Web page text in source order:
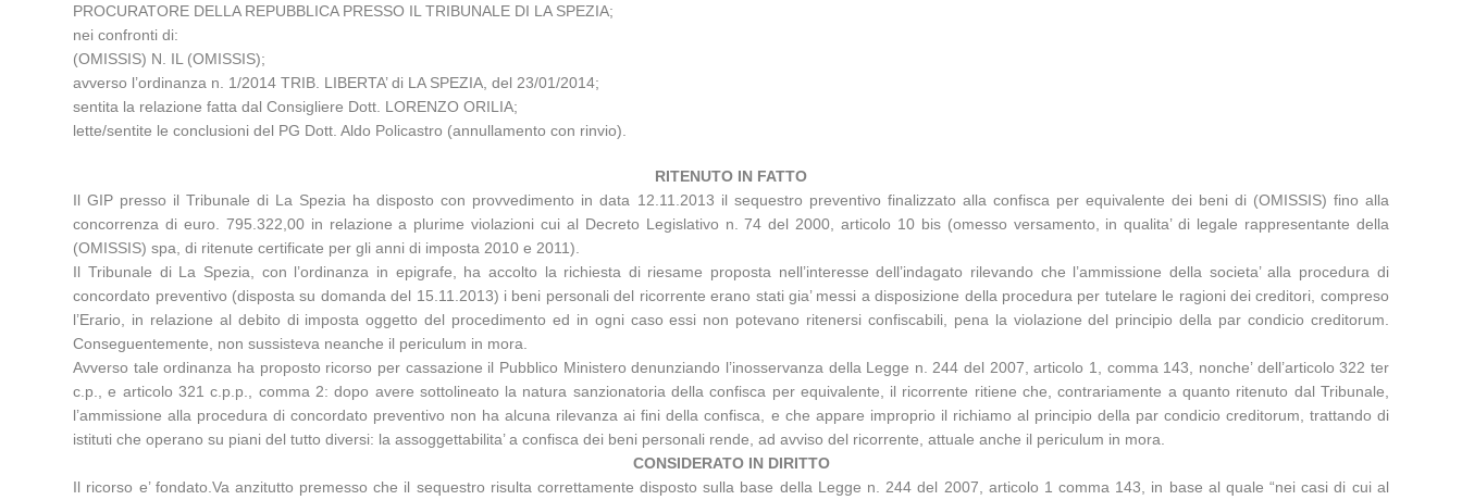
PROCURATORE DELLA REPUBBLICA PRESSO IL TRIBUNALE DI LA SPEZIA;
nei confronti di:
(OMISSIS) N. IL (OMISSIS);
avverso l’ordinanza n. 1/2014 TRIB. LIBERTA’ di LA SPEZIA, del 23/01/2014;
sentita la relazione fatta dal Consigliere Dott. LORENZO ORILIA;
lette/sentite le conclusioni del PG Dott. Aldo Policastro (annullamento con rinvio).
RITENUTO IN FATTO
Il GIP presso il Tribunale di La Spezia ha disposto con provvedimento in data 12.11.2013 il sequestro preventivo finalizzato alla confisca per equivalente dei beni di (OMISSIS) fino alla
concorrenza di euro. 795.322,00 in relazione a plurime violazioni cui al Decreto Legislativo n. 74 del 2000, articolo 10 bis (omesso versamento, in qualita’ di legale rappresentante della
(OMISSIS) spa, di ritenute certificate per gli anni di imposta 2010 e 2011).
Il Tribunale di La Spezia, con l’ordinanza in epigrafe, ha accolto la richiesta di riesame proposta nell’interesse dell’indagato rilevando che l’ammissione della societa’ alla procedura di
concordato preventivo (disposta su domanda del 15.11.2013) i beni personali del ricorrente erano stati gia’ messi a disposizione della procedura per tutelare le ragioni dei creditori, compreso
l’Erario, in relazione al debito di imposta oggetto del procedimento ed in ogni caso essi non potevano ritenersi confiscabili, pena la violazione del principio della par condicio creditorum.
Conseguentemente, non sussisteva neanche il periculum in mora.
Avverso tale ordinanza ha proposto ricorso per cassazione il Pubblico Ministero denunziando l’inosservanza della Legge n. 244 del 2007, articolo 1, comma 143, nonche’ dell’articolo 322 ter
c.p., e articolo 321 c.p.p., comma 2: dopo avere sottolineato la natura sanzionatoria della confisca per equivalente, il ricorrente ritiene che, contrariamente a quanto ritenuto dal Tribunale,
l’ammissione alla procedura di concordato preventivo non ha alcuna rilevanza ai fini della confisca, e che appare improprio il richiamo al principio della par condicio creditorum, trattando di
istituti che operano su piani del tutto diversi: la assoggettabilita’ a confisca dei beni personali rende, ad avviso del ricorrente, attuale anche il periculum in mora.
CONSIDERATO IN DIRITTO
Il ricorso e’ fondato.Va anzitutto premesso che il sequestro risulta correttamente disposto sulla base della Legge n. 244 del 2007, articolo 1 comma 143, in base al quale “nei casi di cui al